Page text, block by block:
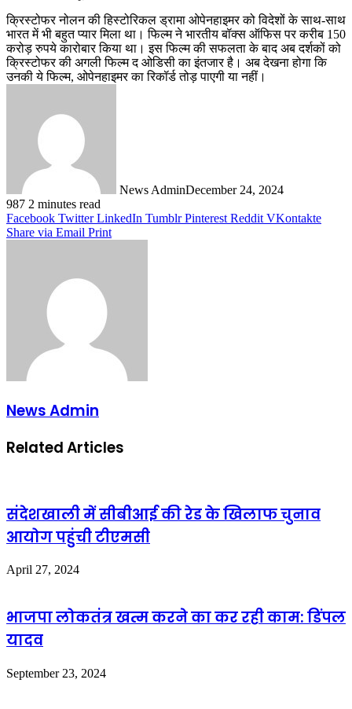
क्रिस्टोफर नोलन की हिस्टोरिकल ड्रामा ओपेनहाइमर को विदेशों के साथ-साथ
भारत में भी बहुत प्यार मिला था। फिल्म ने भारतीय बॉक्स ऑफिस पर करीब 150
करोड़ रुपये कारोबार किया था। इस फिल्म की सफलता के बाद अब दर्शकों को
क्रिस्टोफर की अगली फिल्म द ओडिसी का इंतजार है। अब देखना होगा कि
उनकी ये फिल्म, ओपेनहाइमर का रिकॉर्ड तोड़ पाएगी या नहीं।
News AdminDecember 24, 2024
987 2 minutes read
Facebook Twitter LinkedIn Tumblr Pinterest Reddit VKontakte
Share via Email Print
News Admin
Related Articles
संदेशखाली में सीबीआई की रेड के खिलाफ चुनाव
आयोग पहुंची टीएमसी
April 27, 2024
भाजपा लोकतंत्र खत्म करने का कर रही काम: डिंपल
यादव
September 23, 2024